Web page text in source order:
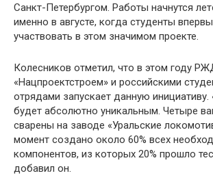
Санкт-Петербургом. Работы начнутся
именно в августе, когда студенты
участвовать в этом значимом проекте.
Колесников отметил, что в этом году
«Нацпроектстроем» и российскими
отрядами запускает данную
будет абсолютно уникальным. Четыре
сварены на заводе «Уральские
момент создано около 60% всех
компонентов, из которых 20% прошло
добавил он.